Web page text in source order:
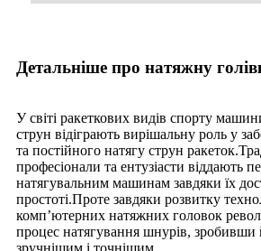
Детальніше про натяжну
У світі ракеткових видів спорту
струн відіграють вирішальну роль у
та постійного натягу струн
професіонали та ентузіасти віддають
натягувальним машинам завдяки їх
простоті.Проте завдяки розвитку
комп’ютерних натяжних головок
процес натягування шнурів,